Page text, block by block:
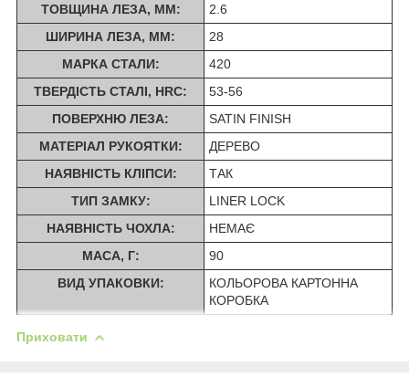
ТОВЩИНА ЛЕЗА, ММ:
2.6
ШИРИНА ЛЕЗА, ММ:
28
МАРКА СТАЛИ:
420
ТВЕРДІСТЬ СТАЛІ, HRC:
53-56
ПОВЕРХНЮ ЛЕЗА:
SATIN FINISH
МАТЕРІАЛ РУКОЯТКИ:
ДЕРЕВО
НАЯВНІСТЬ КЛІПСИ:
ТАК
ТИП ЗАМКУ:
LINER LOCK
НАЯВНІСТЬ ЧОХЛА:
НЕМАЄ
МАСА, Г:
90
ВИД УПАКОВКИ:
КОЛЬОРОВА КАРТОННА
КОРОБКА
Приховати